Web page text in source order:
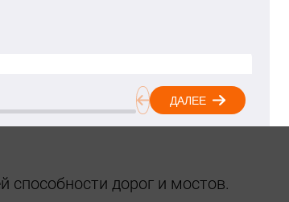
может занять от 5 до 21
+ масса).
способности дорог и мостов.